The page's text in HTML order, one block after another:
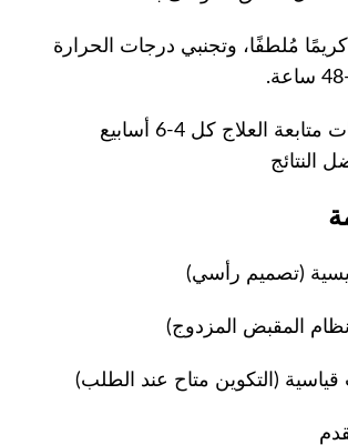
مُلطفًا، وتجنبي درجات الحرارة
حدد مواعيد جلسات متابعة العلاج كل 4-6 أسابيع
النتائج
(تصميم رأسي)
المقبض المزدوج)
(التكوين متاح عند الطلب)